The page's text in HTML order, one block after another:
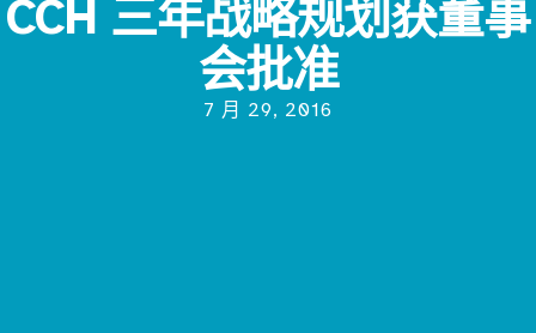
CCH 三年战略规划获董事
会批准
7 月 29, 2016